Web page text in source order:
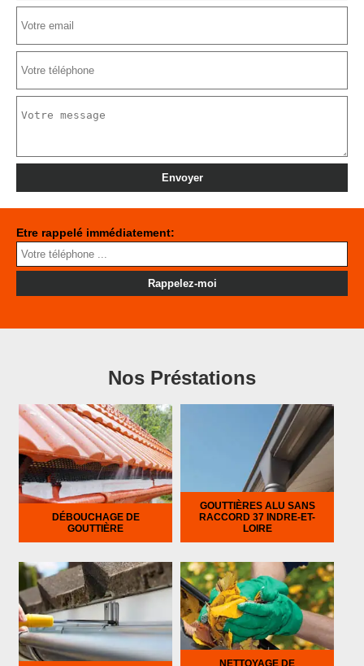
Etre rappelé immédiatement:
Nos Préstations
DÉBOUCHAGE DE
GOUTTIÈRE
GOUTTIÈRES ALU SANS
RACCORD 37 INDRE-ET-
LOIRE
NETTOYAGE DE